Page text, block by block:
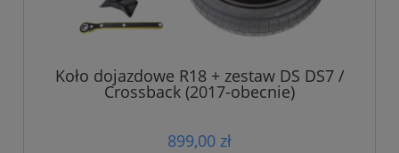
Koło dojazdowe R18 + zestaw DS DS7 /
Crossback (2017-obecnie)
899,00 zł